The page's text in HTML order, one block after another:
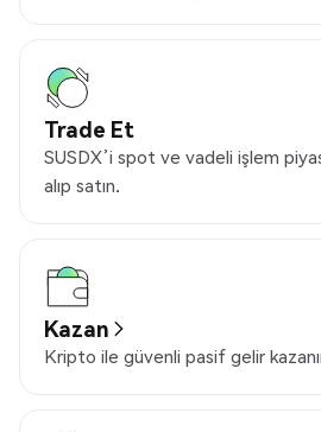
Trade Et
SUSDX’i spot ve vadeli işlem
alıp satın.
Kazan
Kripto ile güvenli pasif gelir